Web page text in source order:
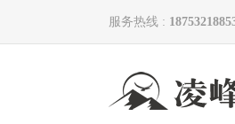
服务热线 :